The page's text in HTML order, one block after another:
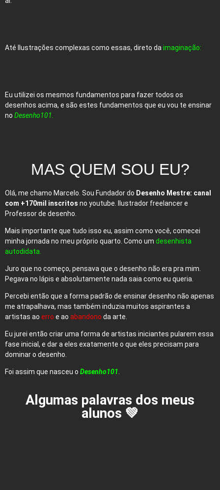
Até Ilustrações complexas como essas, direto daimaginação:
Eu utilizei os mesmos fundamentos para fazer todos os
desenhos acima, e são estes fundamentos que eu vou te ensinar
no Desenho101.
MAS QUEM SOU EU?
Olá, me chamo Marcelo. Sou Fundador do Desenho Mestre: canal
com +170mil inscritos no youtube. Ilustrador freelancer e
Professor de desenho.
Mais importante que tudo isso eu, assim como você, comecei
minha jornada no meu próprio quarto. Como um desenhista
autodidata.
Juro que no começo, pensava que o desenho não era pra mim.
Pegava no lápis e absolutamente nada saia como eu queria.
Percebi então que a forma padrão de ensinar desenho não apenas
me atrapalhava, mas também induzia muitos aspirantes a
artistas ao erro e ao abandono da arte.
Eu jurei então criar uma forma de artistas iniciantes pularem essa
fase inicial, e dar a eles exatamente o que eles precisam para
dominar o desenho.
Foi assim que nasceu o Desenho101.
Algumas palavras dos meus
alunos 💚